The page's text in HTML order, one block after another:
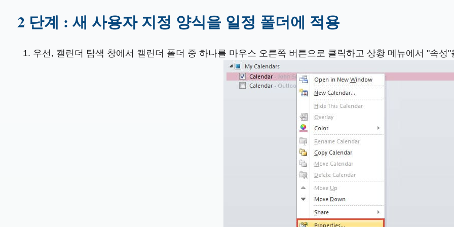
2 단계 : 새 사용자 지정 양식을 일정 폴더에 적용
우선, 캘린더 탐색 창에서 캘린더 폴더 중 하나를 마우스 오른쪽 버튼으로 클릭하고 상황 메뉴에서 "속성"